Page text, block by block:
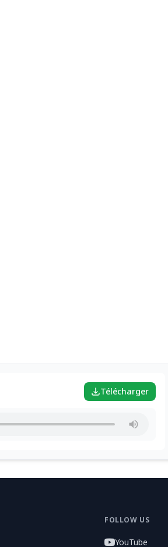
Télécharger
FOLLOW US
YouTube